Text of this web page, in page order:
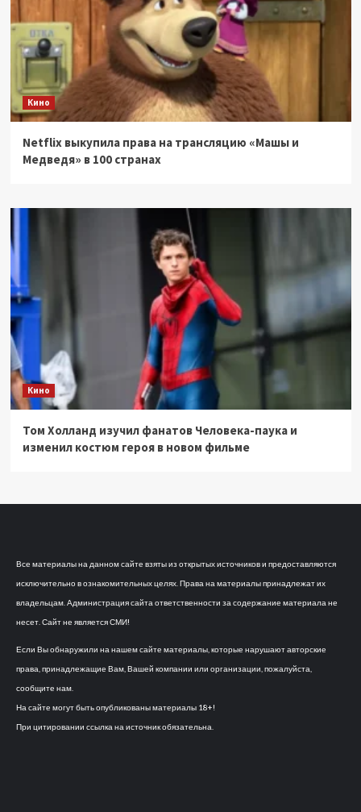
Кино
Netflix выкупила права на трансляцию «Машы и
Медведя» в 100 странах
Кино
Том Холланд изучил фанатов Человека-паука и
изменил костюм героя в новом фильме
Все материалы на данном сайте взяты из открытых источников и предоставляются
исключительно в ознакомительных целях. Права на материалы принадлежат их
владельцам. Администрация сайта ответственности за содержание материала не
несет. Сайт не является СМИ!
Если Вы обнаружили на нашем сайте материалы, которые нарушают авторские
права, принадлежащие Вам, Вашей компании или организации, пожалуйста,
сообщите нам.
На сайте могут быть опубликованы материалы 18+!
При цитировании ссылка на источник обязательна.